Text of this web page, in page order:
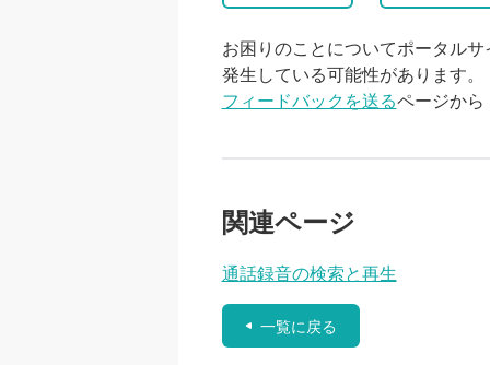
お困りのことについてポータル
発生している可能性があります。
フィードバックを送るページから
関連ページ
通話録音の検索と再生
一覧に戻る